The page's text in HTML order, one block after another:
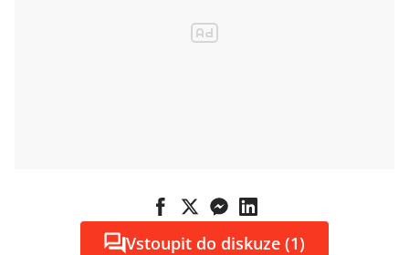
Vstoupit do diskuze (1)